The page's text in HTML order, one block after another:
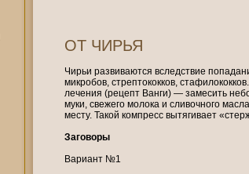
ОТ ЧИРЬЯ
Чирьи развиваются вследствие
микробов, стрептококков,
лечения (рецепт Ванги) — замесить
муки, свежего молока и сливочного
месту. Такой компресс вытягивает
Заговоры
Вариант №1